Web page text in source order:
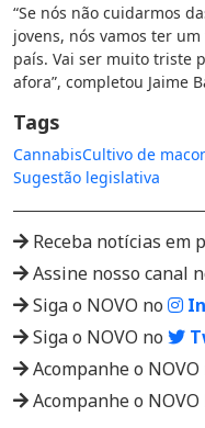
“Se nós não cuidarmos
jovens, nós vamos ter
país. Vai ser muito triste
afora”, completou Jaime
Tags
CannabisCultivo de
Sugestão legislativa
Receba notícias em
Assine nosso canal
Siga o NOVO no
Siga o NOVO no
Acompanhe o NOVO
Acompanhe o